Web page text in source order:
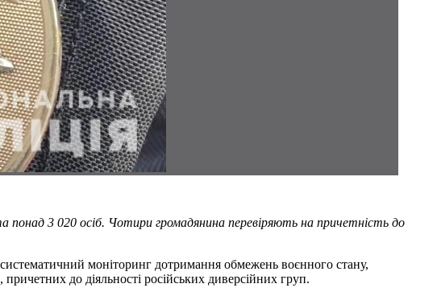
понад 3 020 осіб. Чотири громадянина перевіряють на причетність до
систематичний моніторинг дотримання обмежень воєнного стану,
до діяльності російських диверсійних груп.